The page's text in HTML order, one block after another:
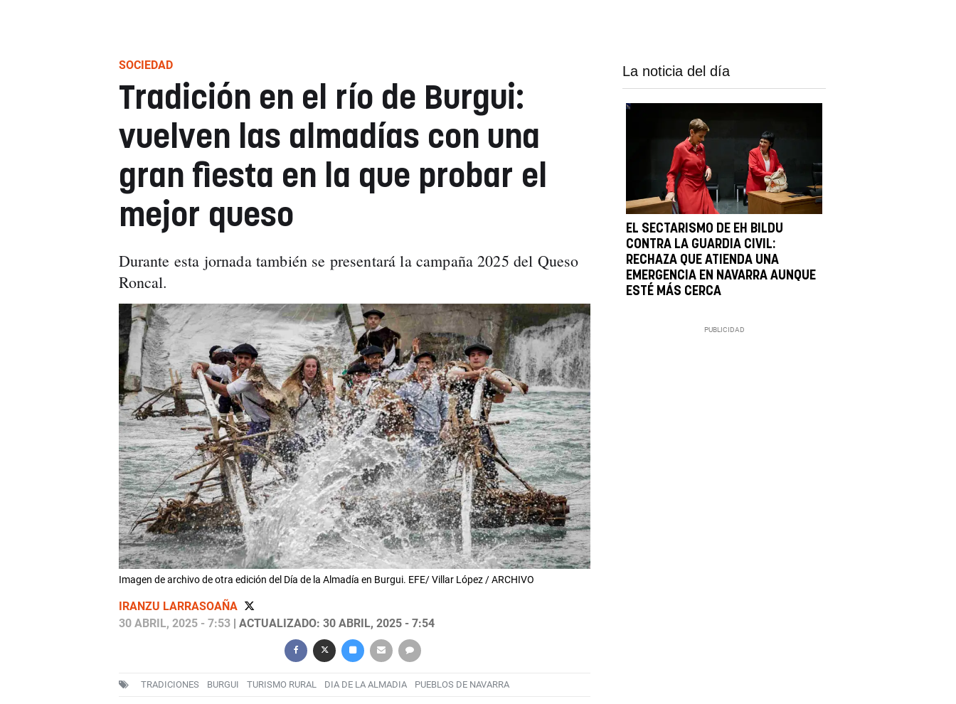
SOCIEDAD
Tradición en el río de Burgui:
vuelven las almadías con una
gran fiesta en la que probar el
mejor queso
Durante esta jornada también se presentará la campaña 2025 del Queso
Roncal.
Imagen de archivo de otra edición del Día de la Almadía en Burgui. EFE/ Villar López / ARCHIVO
IRANZU LARRASOAÑA
30 ABRIL, 2025 - 7:53| ACTUALIZADO: 30 ABRIL, 2025 - 7:54
TRADICIONES BURGUI TURISMO RURAL DIA DE LA ALMADIA PUEBLOS DE NAVARRA
La noticia del día
EL SECTARISMO DE EH BILDU
CONTRA LA GUARDIA CIVIL:
RECHAZA QUE ATIENDA UNA
EMERGENCIA EN NAVARRA AUNQUE
ESTÉ MÁS CERCA